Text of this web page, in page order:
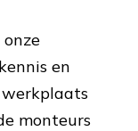
en
werkplaats
monteurs